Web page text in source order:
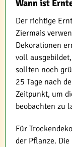
Wann ist
Der richtige
Ziermais
Dekorationen
voll
sollten noch
25 Tage nach
Zeitpunkt, um
beobachten zu
Für
der Pflanze.